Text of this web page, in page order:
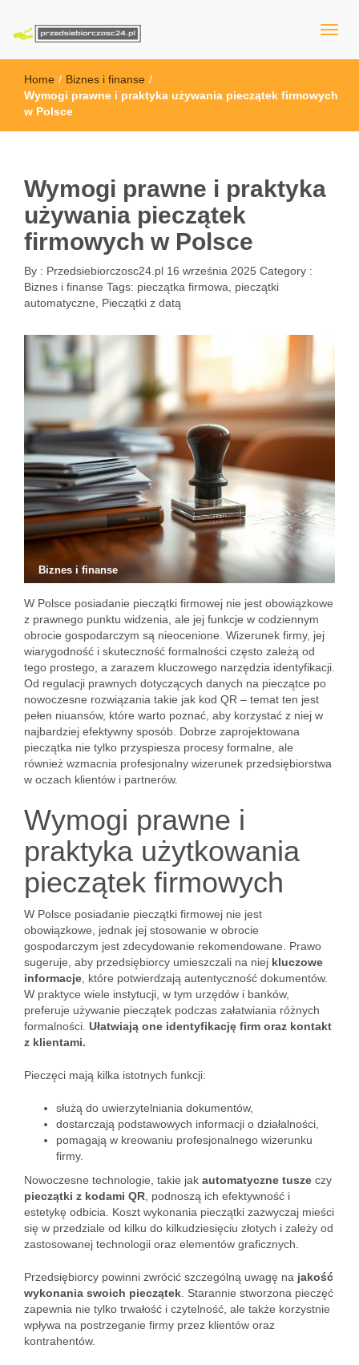
przedsiebiorczosc24.pl
Home / Biznes i finanse /
Wymogi prawne i praktyka używania pieczątek firmowych
w Polsce
Wymogi prawne i praktyka
używania pieczątek
firmowych w Polsce
By : Przedsiebiorczosc24.pl 16 września 2025 Category :
Biznes i finanse Tags: pieczątka firmowa
pieczątki
automatyczne
Pieczątki z datą
Biznes i finanse
W Polsce posiadanie pieczątki firmowej nie jest obowiązkowe
z prawnego punktu widzenia, ale jej funkcje w codziennym
obrocie gospodarczym są nieocenione. Wizerunek firmy, jej
wiarygodność i skuteczność formalności często zależą od
tego prostego, a zarazem kluczowego narzędzia identyfikacji.
Od regulacji prawnych dotyczących danych na pieczątce po
nowoczesne rozwiązania takie jak kod QR – temat ten jest
pełen niuansów, które warto poznać, aby korzystać z niej w
najbardziej efektywny sposób. Dobrze zaprojektowana
pieczątka nie tylko przyspiesza procesy formalne, ale
również wzmacnia profesjonalny wizerunek przedsiębiorstwa
w oczach klientów i partnerów.
Wymogi prawne i
praktyka użytkowania
pieczątek firmowych
W Polsce posiadanie pieczątki firmowej nie jest
obowiązkowe, jednak jej stosowanie w obrocie
gospodarczym jest zdecydowanie rekomendowane. Prawo
sugeruje, aby przedsiębiorcy umieszczali na niej kluczowe
informacje , które potwierdzają autentyczność dokumentów.
W praktyce wiele instytucji, w tym urzędów i banków,
preferuje używanie pieczątek podczas załatwiania różnych
formalności. Ułatwiają one identyfikację firm oraz kontakt
z klientami.
Pieczęci mają kilka istotnych funkcji:
służą do uwierzytelniania dokumentów,
dostarczają podstawowych informacji o działalności,
pomagają w kreowaniu profesjonalnego wizerunku
firmy.
Nowoczesne technologie, takie jak automatyczne tusze czy
pieczątki z kodami QR , podnoszą ich efektywność i
estetykę odbicia. Koszt wykonania pieczątki zazwyczaj mieści
się w przedziale od kilku do kilkudziesięciu złotych i zależy od
zastosowanej technologii oraz elementów graficznych.
Przedsiębiorcy powinni zwrócić szczególną uwagę na jakość
wykonania swoich pieczątek . Starannie stworzona pieczęć
zapewnia nie tylko trwałość i czytelność, ale także korzystnie
wpływa na postrzeganie firmy przez klientów oraz
kontrahentów.